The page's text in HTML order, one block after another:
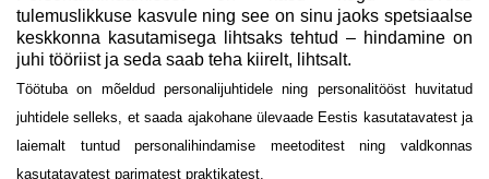
tulemuslikkuse kasvule ning see on sinu jaoks spetsiaalse
keskkonna kasutamisega lihtsaks tehtud – hindamine on
juhi tööriist ja seda saab teha kiirelt, lihtsalt.
Töötuba on mõeldud personalijuhtidele ning personalitööst huvitatud
juhtidele selleks, et saada ajakohane ülevaade Eestis kasutatavatest ja
laiemalt tuntud personalihindamise meetoditest ning valdkonnas
kasutatavatest parimatest praktikatest.